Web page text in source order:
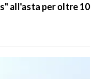
all'asta per oltre 10